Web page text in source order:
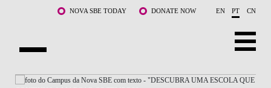
Saltar para o conteúdo principalNOVA SBE TODAY DONATE NOW EN PT CN
SOBRE NÓS